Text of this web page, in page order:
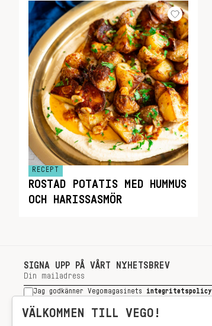
RECEPT
ROSTAD POTATIS MED HUMMUS
OCH HARISSASMÖR
SIGNA UPP PÅ VÅRT NYHETSBREV
Jag godkänner Vegomagasinets integritetspolicy
SIGNA UPP
VÄLKOMMEN TILL VEGO!